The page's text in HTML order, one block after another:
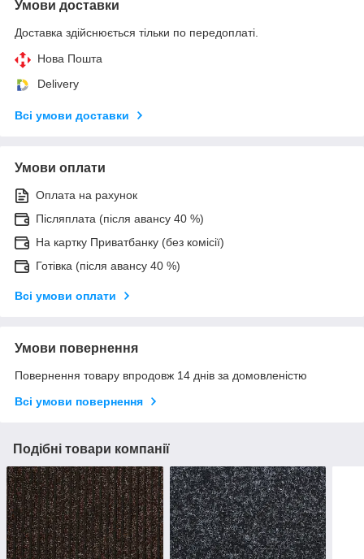
Умови доставки
Доставка здійснюється тільки по передоплаті.
Нова Пошта
Delivery
Всі умови доставки
Умови оплати
Оплата на рахунок
Післяплата (після авансу 40 %)
На картку Приватбанку (без комісії)
Готівка (після авансу 40 %)
Всі умови оплати
Умови повернення
Повернення товару впродовж 14 днів за домовленістю
Всі умови повернення
Подібні товари компанії